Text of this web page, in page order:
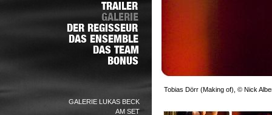
GALERIE LUKAS BECK
AM SET
Tobias Dörr (Making of), © Nick